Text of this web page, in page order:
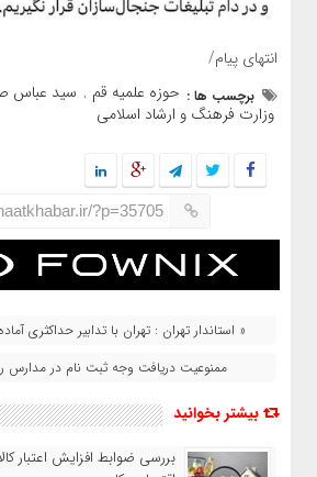
انتهای پیام/
برچسب ها : حوزه علمیه قم , سید عباس
وزارت فرهنگ و ارشاد اسلامی
?p=35705
« استاندار تهران : تهران با تدابیر حداکثری
ممنوعیت دریافت وجه ثبت‌ نام در مدارس
بیشتر بخوانید
بررسی ضوابط افزایش اعتبار